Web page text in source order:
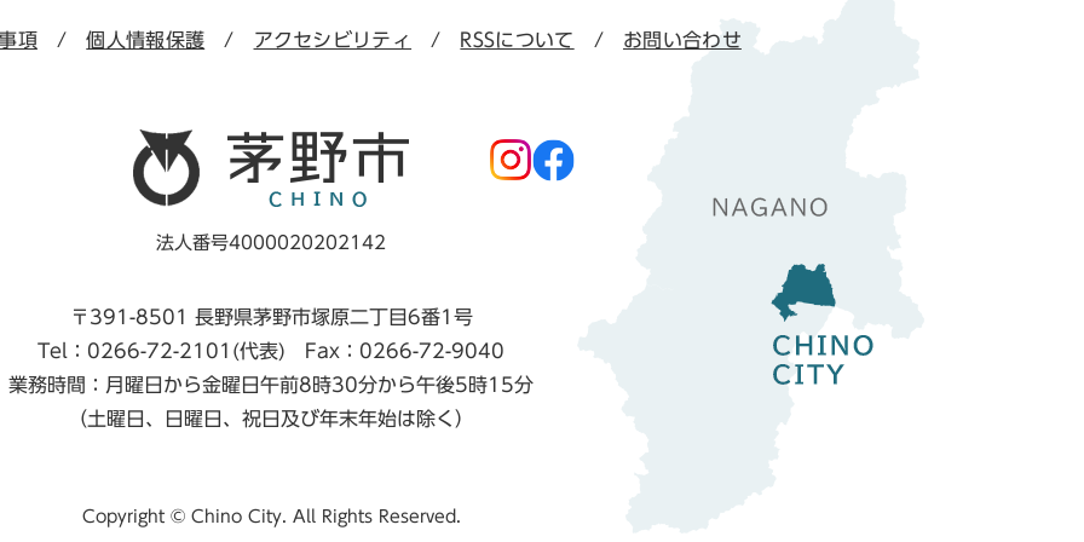
項 個人情報保護 アクセシビリティ RSSについて お問い合わせ
法人番号4000020202142
〒391-8501 長野県茅野市塚原二丁目6番1号
Tel：0266-72-2101(代表) Fax：0266-72-9040
業務時間：月曜日から金曜日午前8時30分から午後5時15分
（土曜日、日曜日、祝日及び年末年始は除く）
Copyright © Chino City. All Rights Reserved.